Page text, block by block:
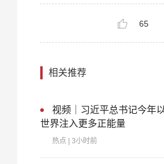
65
相关推荐
视频｜习近平总书记今年
世界注入更多正能量
热点 | 3小时前